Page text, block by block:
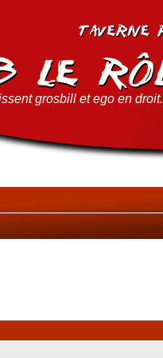
grosbill et ego en droit.